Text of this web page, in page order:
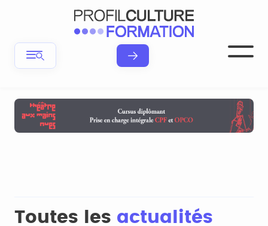
Toutes les actualités